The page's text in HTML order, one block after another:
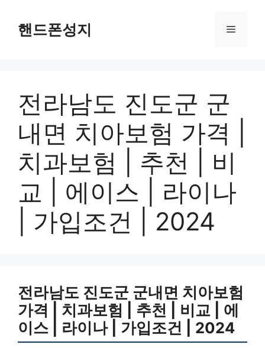
content핸드폰성지 Menu
전라남도 진도군 군
내면 치아보험 가격 |
치과보험 | 추천 | 비
교 | 에이스 | 라이나
| 가입조건 | 2024
전라남도 진도군 군내면 치아보험
가격 | 치과보험 | 추천 | 비교 | 에
이스 | 라이나 | 가입조건 | 2024